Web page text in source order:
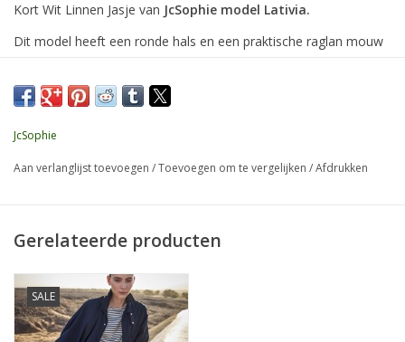
Kort Wit Linnen Jasje van JcSophie model Lativia.
Dit model heeft een ronde hals en een praktische raglan mouw
Maak je outfit compleet met de broek Latoya.
Materiaal:
JcSophie
Aan verlanglijst toevoegen /Toevoegen om te vergelijken /Afdrukken
Gerelateerde producten
SALE